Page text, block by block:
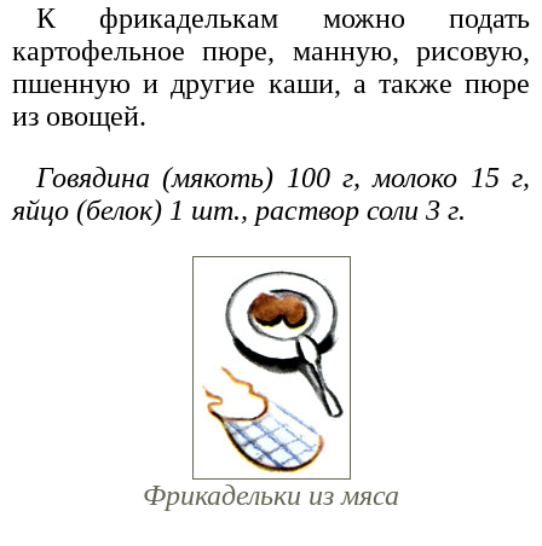
К фрикаделькам можно подать
картофельное пюре, манную, рисовую,
пшенную и другие каши, а также пюре
из овощей.
Говядина (мякоть) 100 г, молоко 15 г,
яйцо (белок) 1 шт., раствор соли 3 г.
Фрикадельки из мяса